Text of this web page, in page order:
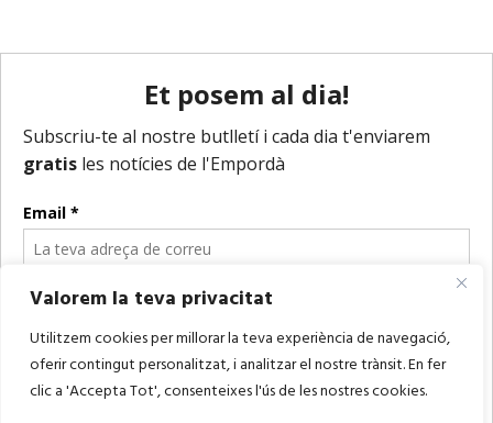
Valorem la teva privacitat
Utilitzem cookies per millorar la teva experiència de navegació,
oferir contingut personalitzat, i analitzar el nostre trànsit. En fer
clic a 'Accepta Tot', consenteixes l'ús de les nostres cookies.